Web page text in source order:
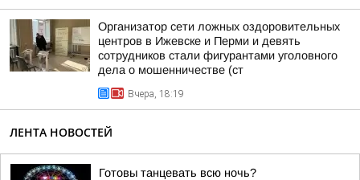
Организатор сети ложных оздоровительных
центров в Ижевске и Перми и девять
сотрудников стали фигурантами уголовного
дела о мошенничестве (ст
Вчера, 18:19
ЛЕНТА НОВОСТЕЙ
Готовы танцевать всю ночь?